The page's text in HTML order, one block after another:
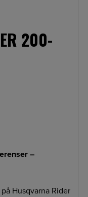
200-
–
Husqvarna Rider